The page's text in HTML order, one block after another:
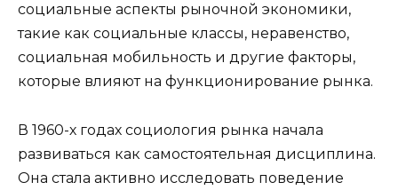
социальные аспекты рыночной экономики,
такие как социальные классы, неравенство,
социальная мобильность и другие факторы,
которые влияют на функционирование рынка.
В 1960-х годах социология рынка начала
развиваться как самостоятельная дисциплина.
Она стала активно исследовать поведение